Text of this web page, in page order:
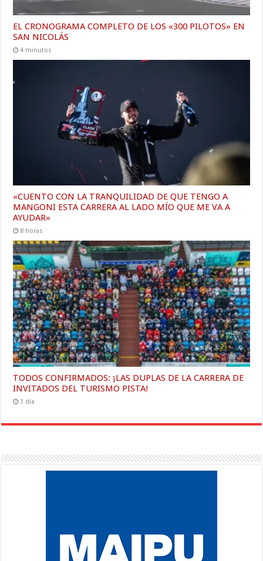
EL CRONOGRAMA COMPLETO DE LOS «300 PILOTOS» EN
SAN NICOLÁS
4 minutos
«CUENTO CON LA TRANQUILIDAD DE QUE TENGO A
MANGONI ESTA CARRERA AL LADO MÍO QUE ME VA A
AYUDAR»
8 horas
TODOS CONFIRMADOS: ¡LAS DUPLAS DE LA CARRERA DE
INVITADOS DEL TURISMO PISTA!
1 día